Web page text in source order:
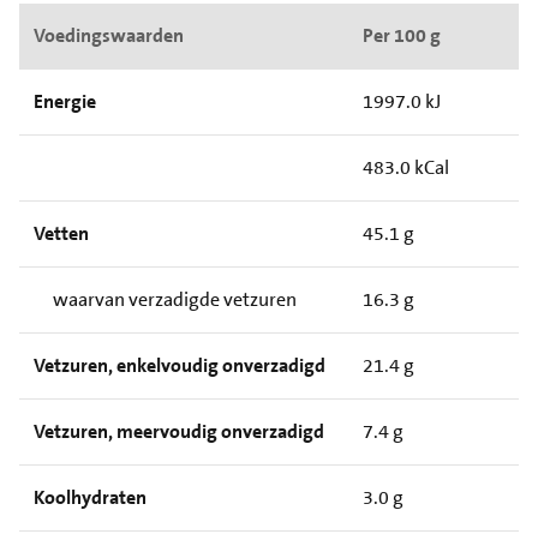
Voedingswaarden Per 100 g
Energie 1997.0 kJ
483.0 kCal
Vetten 45.1 g
waarvan verzadigde vetzuren 16.3 g
Vetzuren, enkelvoudig onverzadigd 21.4 g
Vetzuren, meervoudig onverzadigd 7.4 g
Koolhydraten 3.0 g